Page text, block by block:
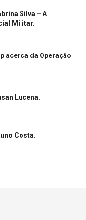
Silva – A
Militar.
acerca da Operação
Lucena.
Costa.